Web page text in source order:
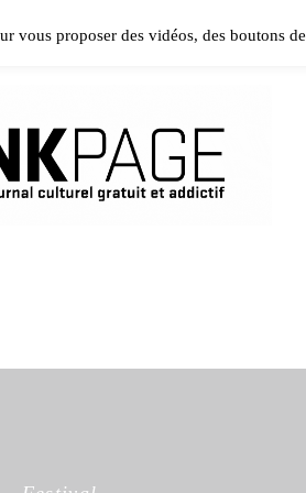
plugin from Appearance →
vous proposer des vidéos, des boutons